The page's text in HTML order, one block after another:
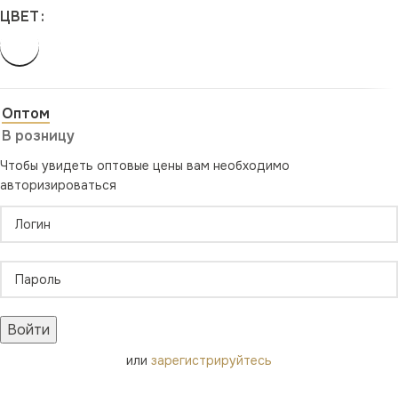
ЦВЕТ
Оптом
В розницу
Чтобы увидеть оптовые цены вам необходимо
авторизироваться
Войти
или зарегистрируйтесь